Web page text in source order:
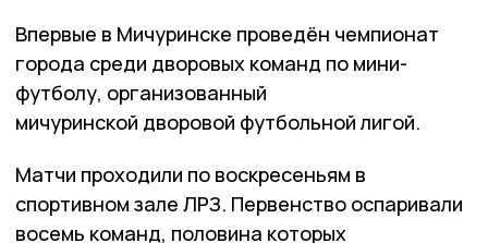
Впервые в Мичуринске проведён чемпионат
города среди дворовых команд по мини-
футболу, организованный
мичуринской дворовой футбольной лигой.
Матчи проходили по воскресеньям в
спортивном зале ЛРЗ. Первенство оспаривали
восемь команд, половина которых